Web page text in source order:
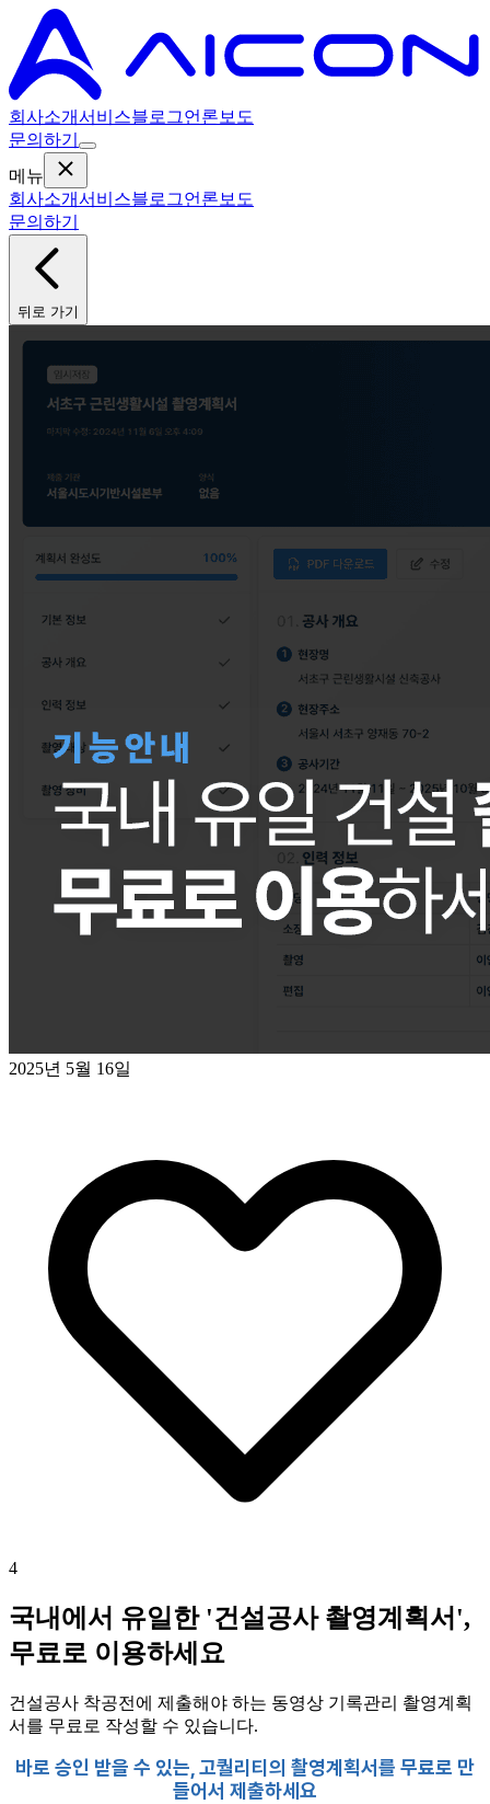
회사소개서비스블로그언론보도
문의하기
메뉴
회사소개서비스블로그언론보도
문의하기
뒤로 가기
2025년 5월 16일
4
국내에서 유일한 '건설공사 촬영계획서',
무료로 이용하세요
건설공사 착공전에 제출해야 하는 동영상 기록관리 촬영계획
서를 무료로 작성할 수 있습니다.
바로 승인 받을 수 있는, 고퀄리티의 촬영계획서를 무료로 만
들어서 제출하세요